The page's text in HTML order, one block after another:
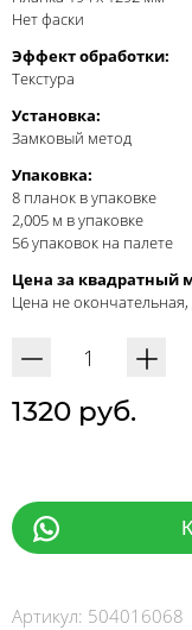
Нет фаски
Эффект обработки:
Текстура
Установка:
Замковый метод
Упаковка:
8 планок в упаковке
2,005 м в упаковке
56 упаковок на палете
Цена за квадратный
Цена не
1320 руб.
Артикул: 504016068